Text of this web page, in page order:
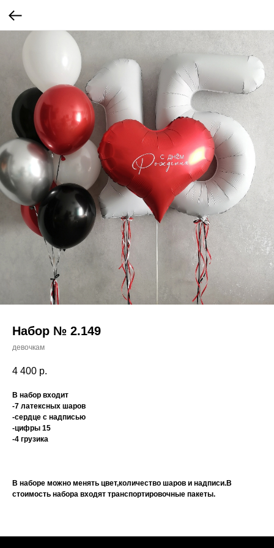
Набор № 2.149
девочкам
4 400 р.
В набор входит
-7 латексных шаров
-сердце с надписью
-цифры 15
-4 грузика
В наборе можно менять цвет,количество шаров и надписи.В
стоимость набора входят транспортировочные пакеты.